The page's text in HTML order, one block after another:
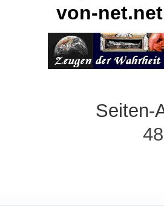
von-net.net
Seiten-